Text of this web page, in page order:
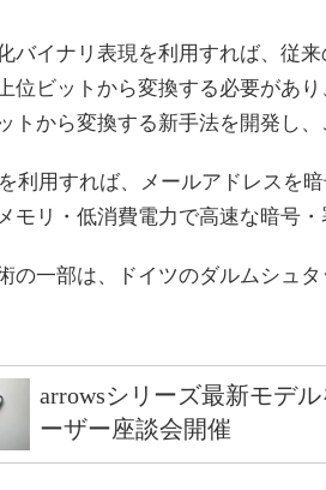
バイナリ表現を利用すれば、従
位ビットから変換する必要があ
トから変換する新手法を開発し、
利用すれば、メールアドレスを
モリ・低消費電力で高速な暗号
の一部は、ドイツのダルムシュタ
arrowsシリーズ最新モデ
ーザー座談会開催